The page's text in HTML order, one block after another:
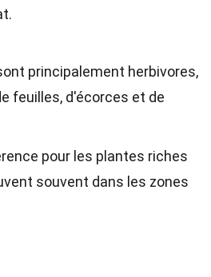
principalement herbivores,
feuilles, d'écorces et de
pour les plantes riches
souvent dans les zones